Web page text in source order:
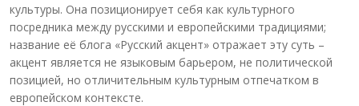
культуры. Она позиционирует себя как культурного
посредника между русскими и европейскими традициями;
название её блога «Русский акцент» отражает эту суть –
акцент является не языковым барьером, не политической
позицией, но отличительным культурным отпечатком в
европейском контексте.